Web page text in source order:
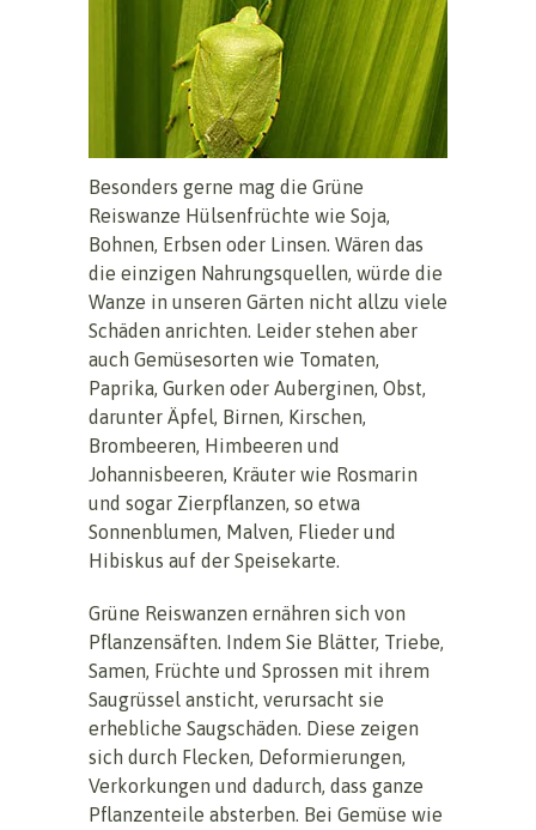
Besonders gerne mag die Grüne
Reiswanze Hülsenfrüchte wie Soja,
Bohnen, Erbsen oder Linsen. Wären das
die einzigen Nahrungsquellen, würde die
Wanze in unseren Gärten nicht allzu viele
Schäden anrichten. Leider stehen aber
auch Gemüsesorten wie Tomaten,
Paprika, Gurken oder Auberginen, Obst,
darunter Äpfel, Birnen, Kirschen,
Brombeeren, Himbeeren und
Johannisbeeren, Kräuter wie Rosmarin
und sogar Zierpflanzen, so etwa
Sonnenblumen, Malven, Flieder und
Hibiskus auf der Speisekarte.
Grüne Reiswanzen ernähren sich von
Pflanzensäften. Indem Sie Blätter, Triebe,
Samen, Früchte und Sprossen mit ihrem
Saugrüssel ansticht, verursacht sie
erhebliche Saugschäden. Diese zeigen
sich durch Flecken, Deformierungen,
Verkorkungen und dadurch, dass ganze
Pflanzenteile absterben. Bei Gemüse wie